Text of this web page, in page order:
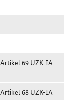
Artikel 69 UZK-IA
Artikel 68 UZK-IA